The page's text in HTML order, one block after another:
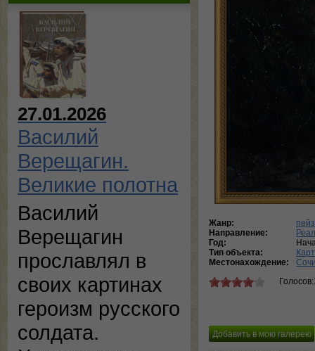
27.01.2026
Василий
Верещагин.
Великие полотна
Василий
Верещагин
прославлял в
своих картинах
героизм русского
солдата.
Жанр:
Направление:
Год:
Тип объекта:
Местонахождение: